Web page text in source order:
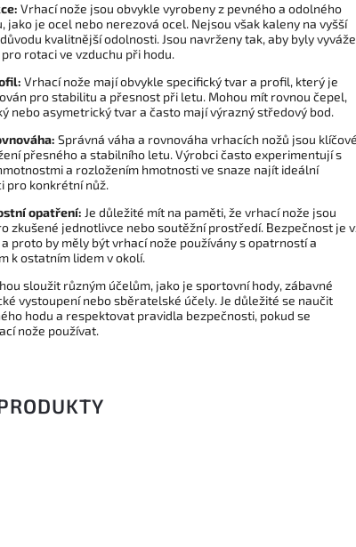
Vrhací nože jsou obvykle vyrobeny z pevného a odolného
jako je ocel nebo nerezová ocel. Nejsou však kaleny na vyšší
kvalitnější odolnosti. Jsou navrženy tak, aby byly
rotaci ve vzduchu při hodu.
Vrhací nože mají obvykle specifický tvar a profil, který je
pro stabilitu a přesnost při letu. Mohou mít rovnou čepel,
nebo asymetrický tvar a často mají výrazný středový bod.
Správná váha a rovnováha vrhacích nožů jsou klíčové
přesného a stabilního letu. Výrobci často experimentují s
a rozložením hmotnosti ve snaze najít ideální
pro konkrétní nůž.
opatření: Je důležité mít na paměti, že vrhací nože jsou
zkušené jednotlivce nebo soutěžní prostředí. Bezpečnost je
proto by měly být vrhací nože používány s opatrností a
k ostatním lidem v okolí.
sloužit různým účelům, jako je sportovní hody, zábavné
vystoupení nebo sběratelské účely. Je důležité se naučit
hodu a respektovat pravidla bezpečnosti, pokud se
nože používat.